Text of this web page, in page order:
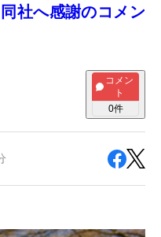
社へ感謝のコメン
コメン
ト
0件